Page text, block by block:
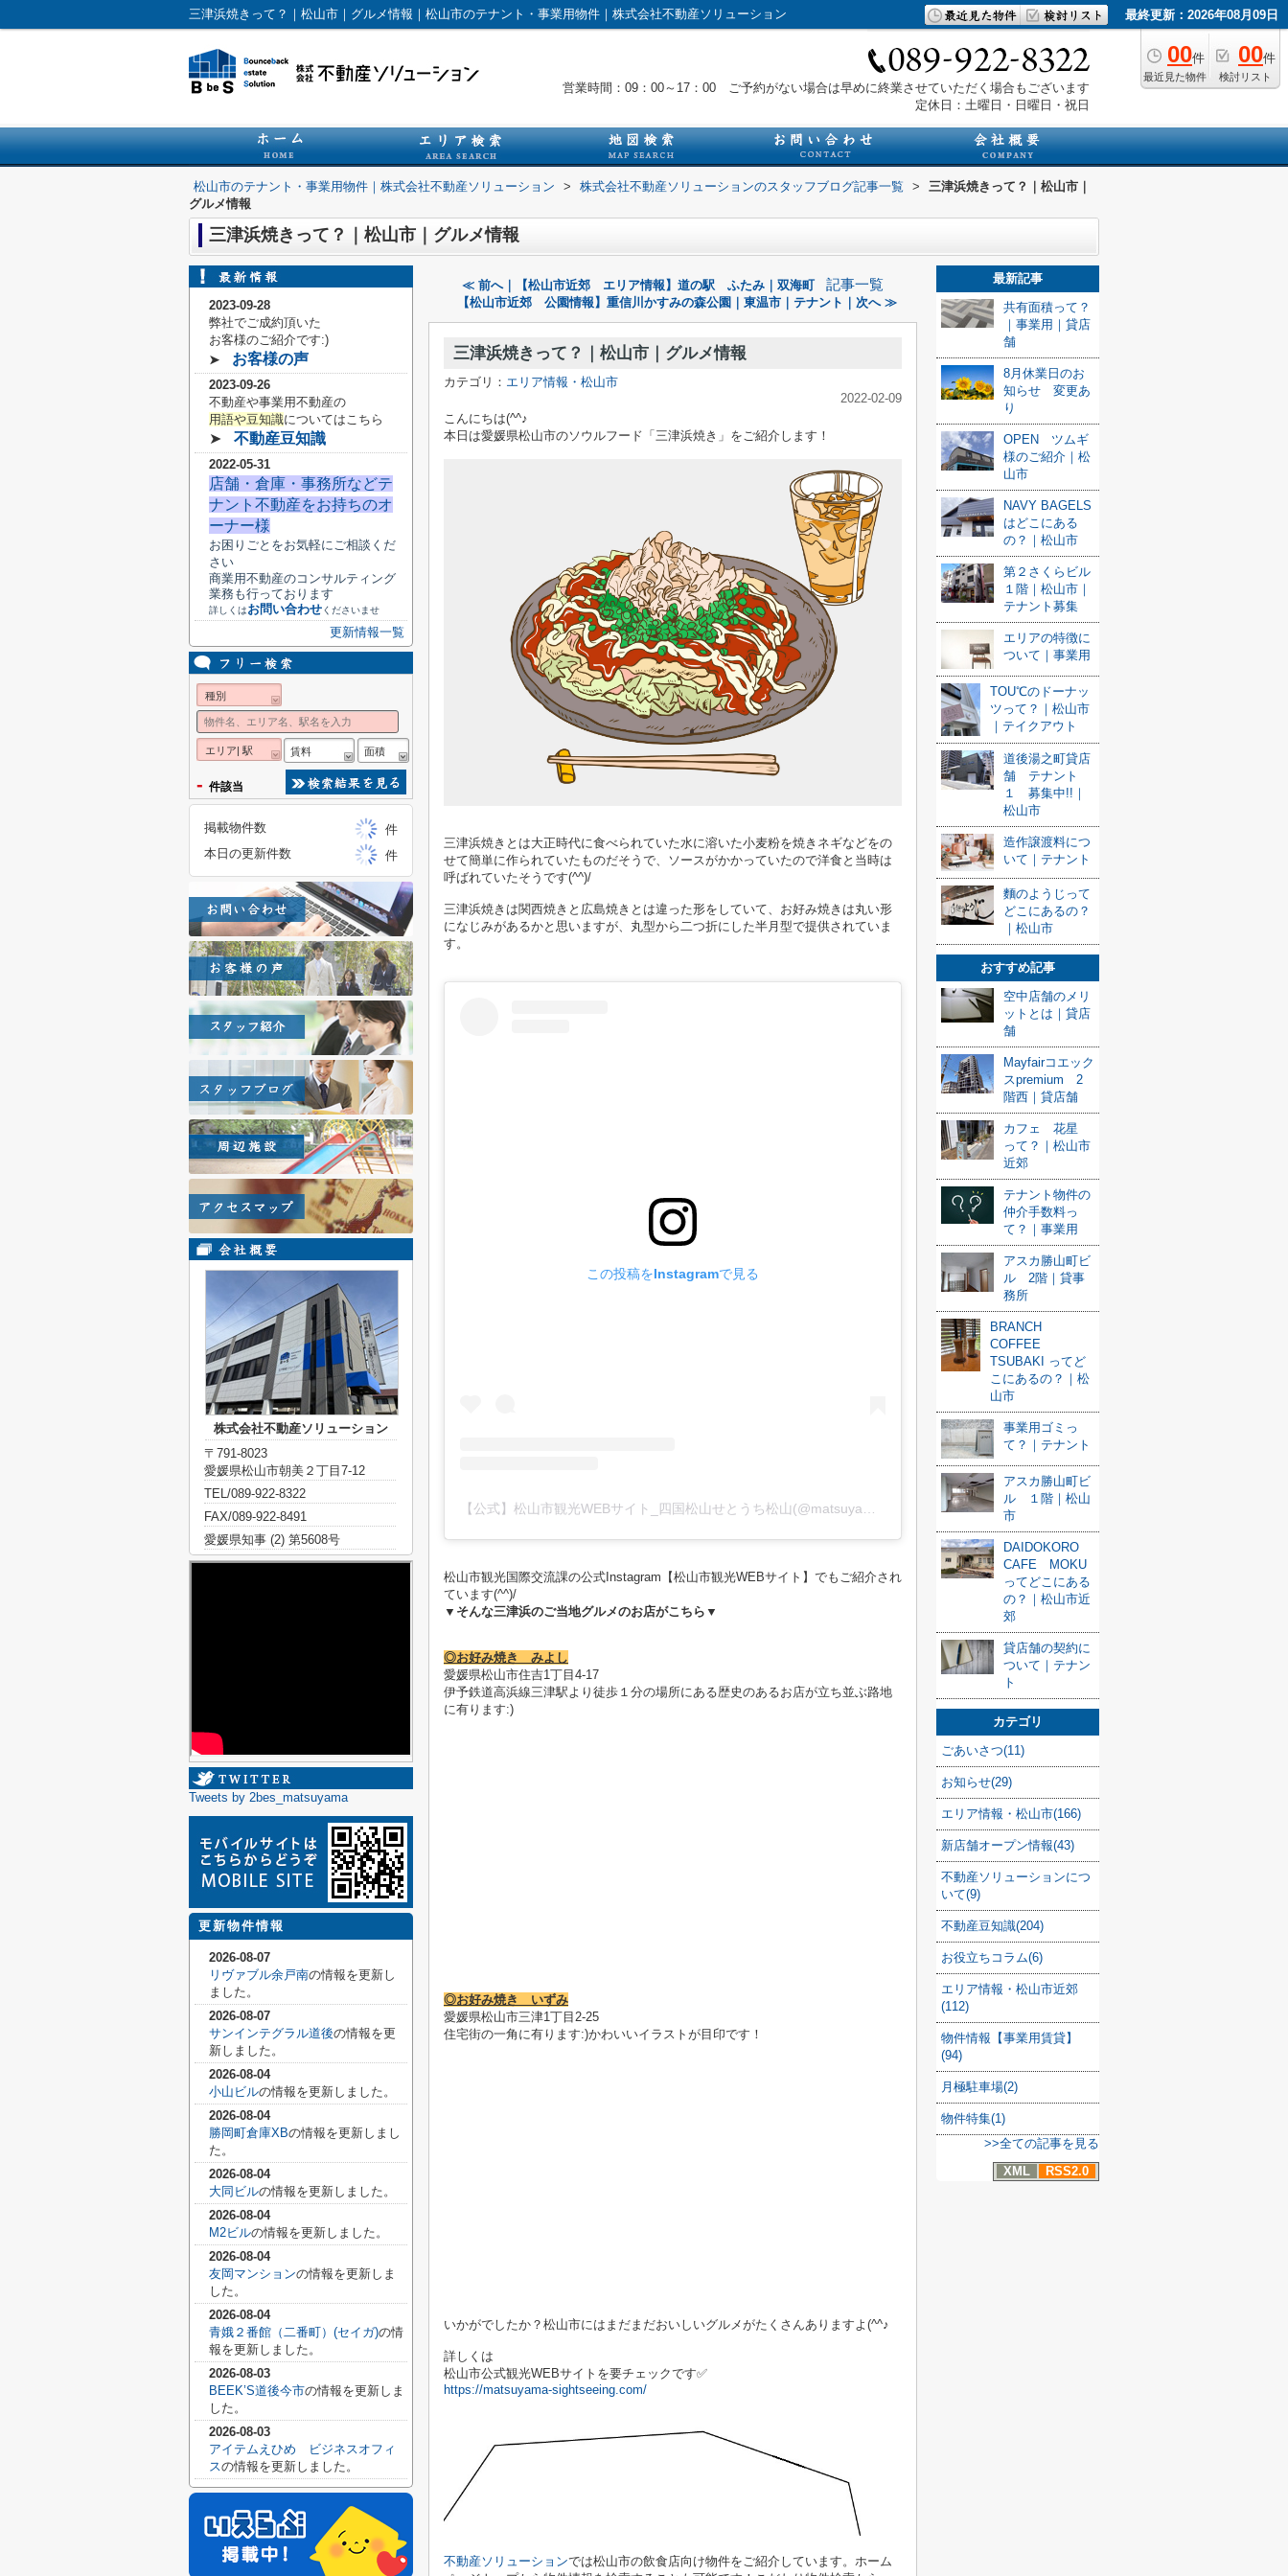
三津浜焼きって？｜松山市｜グルメ情報｜松山市のテナント・事業用物件｜株式会社不動産ソリューション 最終更新：2026年08月09日
00件
最近見た物件
00件
検討リスト
営業時間：09：00～17：00 ご予約がない場合は早めに終業させていただく場合もございます
定休日：土曜日・日曜日・祝日
松山市のテナント・事業用物件｜株式会社不動産ソリューション > 株式会社不動産ソリューションのスタッフブログ記事一覧 >
三津浜焼きって？｜松山市｜
グルメ情報
三津浜焼きって？｜松山市｜グルメ情報
≪ 前へ｜【松山市近郊 エリア情報】道の駅 ふたみ｜双海町 記事一覧
【松山市近郊 公園情報】重信川かすみの森公園｜東温市｜テナント｜次へ ≫
三津浜焼きって？｜松山市｜グルメ情報
カテゴリ： エリア情報・松山市
2022-02-09
こんにちは(^^♪
本日は愛媛県松山市のソウルフード「三津浜焼き」をご紹介します！
三津浜焼きとは大正時代に食べられていた水に溶いた小麦粉を焼きネギなどをの
せて簡単に作られていたものだそうで、ソースがかかっていたので洋食と当時は
呼ばれていたそうです(^^)/
三津浜焼きは関西焼きと広島焼きとは違った形をしていて、 お好み焼きは丸い形
になじみがあるかと思いますが、丸型から二つ折にした半月型で提供されていま
す。
この投稿をInstagramで見る
松山市観光国際交流課の公式Instagram【松山市観光WEBサイト】でもご紹介され
ています(^^)/
▼そんな三津浜のご当地グルメのお店がこちら▼
◎お好み焼き みよし
愛媛県松山市住吉1丁目4-17
伊予鉄道高浜線三津駅より徒歩１分の場所にある歴史のあるお店が立ち並ぶ路地
に有ります:)
◎お好み焼き いずみ
愛媛県松山市三津1丁目2-25
住宅街の一角に有ります:)かわいいイラストが目印です！
いかがでしたか？松山市にはまだまだおいしいグルメがたくさんありますよ(^^♪
詳しくは
松山市公式観光WEBサイトを要チェックです✅
https://matsuyama-sightseeing.com/
不動産ソリューションでは松山市の飲食店向け物件をご紹介しています。 ホーム
最新記事
共有面積って？
｜事業用｜貸店
舗
8月休業日のお
知らせ 変更あ
り
OPEN ツムギ
様のご紹介｜松
山市
NAVY BAGELS
はどこにある
の？｜松山市
第２さくらビル
１階｜松山市｜
テナント募集
エリアの特徴に
ついて｜事業用
TOU℃のドーナッ
ツって？｜松山市
｜テイクアウト
道後湯之町貸店
舗 テナント
１ 募集中!!｜
松山市
造作譲渡料につ
いて｜テナント
麵のようじって
どこにあるの？
｜松山市
おすすめ記事
空中店舗のメリ
ットとは｜貸店
舗
Mayfairコエック
スpremium 2
階西｜貸店舗
カフェ 花星
って？｜松山市
近郊
テナント物件の
仲介手数料っ
て？｜事業用
アスカ勝山町ビ
ル 2階｜貸事
務所
BRANCH
COFFEE
TSUBAKI ってど
こにあるの？｜松
山市
事業用ゴミっ
て？｜テナント
アスカ勝山町ビ
ル １階｜松山
市
DAIDOKORO
CAFE MOKU
ってどこにある
の？｜松山市近
郊
貸店舗の契約に
ついて｜テナン
ト
カテゴリ
ごあいさつ(11)
お知らせ(29)
エリア情報・松山市(166)
新店舗オープン情報(43)
不動産ソリューションにつ
いて(9)
不動産豆知識(204)
お役立ちコラム(6)
エリア情報・松山市近郊
(112)
物件情報【事業用賃貸】
(94)
月極駐車場(2)
物件特集(1)
>>全ての記事を見る
XML
RSS2.0
2023-09-28
弊社でご成約頂いた
お客様のご紹介です:)
➤
お客様の声
2023-09-26
不動産や事業用不動産の
用語や豆知識についてはこちら
➤ 不動産豆知識
2022-05-31
店舗・倉庫・事務所などテ
ナント不動産をお持ちのオ
ーナー様
お困りごとをお気軽にご相談くだ
さい
商業用不動産のコンサルティング
業務も行っております
詳しくはお問い合わせくださいませ
更新情報一覧
種別
エリア| 駅 賃料 面積
- 件該当
掲載物件数
件
本日の更新件数
件
株式会社不動産ソリューション
〒791-8023
愛媛県松山市朝美２丁目7-12
TEL/089-922-8322
FAX/089-922-8491
愛媛県知事 (2) 第5608号
Tweets by 2bes_matsuyama
更新物件情報
2026-08-07
リヴァブル余戸南の情報を更新し
ました。
2026-08-07
サンインテグラル道後の情報を更
新しました。
2026-08-04
小山ビルの情報を更新しました。
2026-08-04
勝岡町倉庫XBの情報を更新しまし
た。
2026-08-04
大同ビルの情報を更新しました。
2026-08-04
M2ビルの情報を更新しました。
2026-08-04
友岡マンションの情報を更新しま
した。
2026-08-04
青娥２番館（二番町）(セイガ)の情
報を更新しました。
2026-08-03
BEEK’S道後今市の情報を更新しま
した。
2026-08-03
アイテムえひめ ビジネスオフィ
スの情報を更新しました。